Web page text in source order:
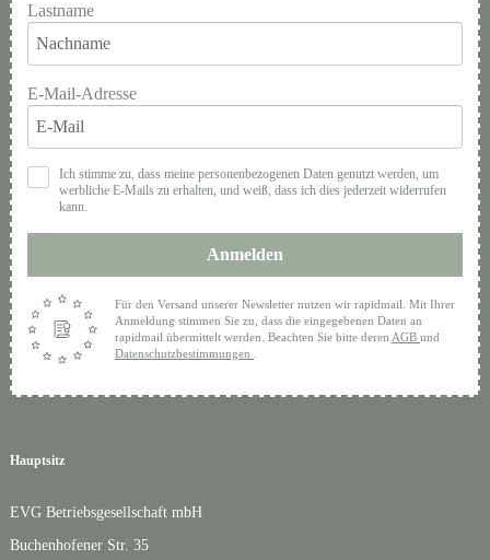
Hauptsitz
EVG Betriebsgesellschaft mbH
Buchenhofener Str. 35
Lastname
E-Mail-Adresse
Ich stimme zu, dass meine personenbezogenen Daten genutzt werden, um
werbliche E-Mails zu erhalten, und weiß, dass ich dies jederzeit widerrufen
kann.
Anmelden
Für den Versand unserer Newsletter nutzen wir rapidmail. Mit Ihrer
Anmeldung stimmen Sie zu, dass die eingegebenen Daten an
rapidmail übermittelt werden. Beachten Sie bitte deren AGB und
Datenschutzbestimmungen